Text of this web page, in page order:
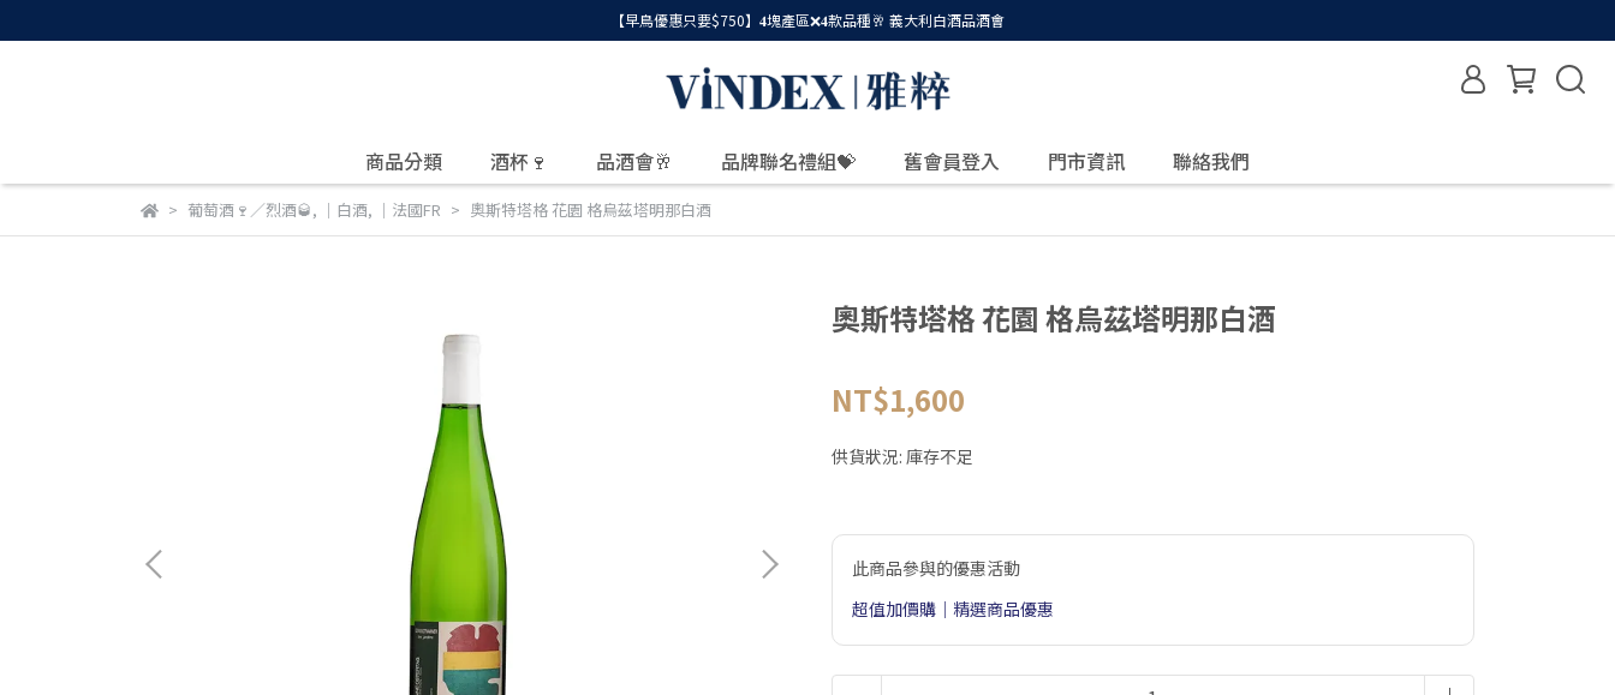
【早鳥優惠只要$750】𝟒塊產區❌𝟒款品種🥂 義大利白酒品酒會
商品分類 酒杯🍷 品酒會🥂 品牌聯名禮組💝 舊會員登入 門市資訊 聯絡我們
葡萄酒🍷／烈酒🥃, ｜白酒, ｜法國FR 奧斯特塔格 花園 格烏茲塔明那白酒
奧斯特塔格 花園 格烏茲塔明那白酒
NT$1,600
供貨狀況: 庫存不足
此商品參與的優惠活動
超值加價購｜精選商品優惠